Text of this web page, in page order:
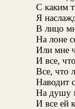
С каким
Я
В лицо
На лоне
Или мне
И все,
Все, что
Наводит
На душу
И все ей